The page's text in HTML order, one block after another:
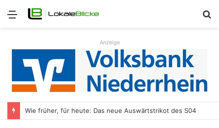
Menü
Anzeige
Wie früher, für heute: Das neue Auswärtstrikot des S04